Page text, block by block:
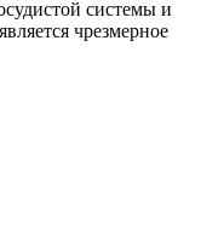
системы и
чрезмерное